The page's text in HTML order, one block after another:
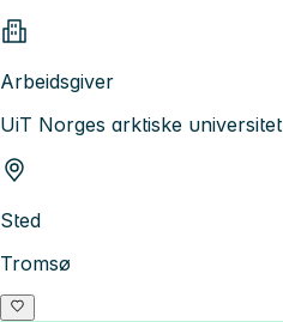
Arbeidsgiver
UiT Norges arktiske universitet
Sted
Tromsø